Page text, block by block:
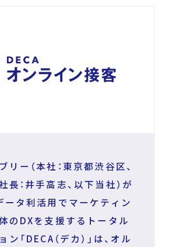
スタマーサポート
for Instagram
GAI
リー（本社：東京都渋谷区、
長：井手高志、以下当社）が
ータ利活用でマーケティン
のDXを支援するトータル
「DECA（デカ）」は、オル